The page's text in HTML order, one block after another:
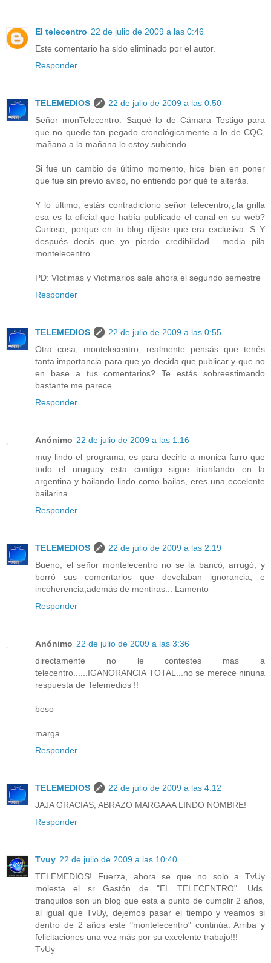
El telecentro 22 de julio de 2009 a las 0:46
Este comentario ha sido eliminado por el autor.
Responder
TELEMEDIOS
22 de julio de 2009 a las 0:50
Señor monTelecentro: Saqué lo de Cámara Testigo para
que no quede tan pegado cronológicamente a lo de CQC,
mañana a la mañana lo estoy subiendo.
Si fue un cambio de último momento, hice bien en poner
que fue sin previo aviso, no entiendo por qué te alterás.
Y lo último, estás contradictorio señor telecentro,¿la grilla
esa es la oficial que había publicado el canal en su web?
Curioso, porque en tu blog dijiste que era exclusiva :S Y
después decís que yo pierdo credibilidad... media pila
montelecentro...
PD: Víctimas y Victimarios sale ahora el segundo semestre
Responder
TELEMEDIOS
22 de julio de 2009 a las 0:55
Otra cosa, montelecentro, realmente pensás que tenés
tanta importancia para que yo decida que publicar y que no
en base a tus comentarios? Te estás sobreestimando
bastante me parece...
Responder
Anónimo 22 de julio de 2009 a las 1:16
muy lindo el programa, es para decirle a monica farro que
todo el uruguay esta contigo sigue triunfando en la
argentina y bailando lindo como bailas, eres una eccelente
bailarina
Responder
TELEMEDIOS
22 de julio de 2009 a las 2:19
Bueno, el señor montelecentro no se la bancó, arrugó, y
borró sus comentarios que develaban ignorancia, e
incoherencia,además de mentiras... Lamento
Responder
Anónimo 22 de julio de 2009 a las 3:36
directamente no le contestes mas a
telecentro......IGANORANCIA TOTAL...no se merece ninuna
respuesta de Telemedios !!
beso
marga
Responder
TELEMEDIOS
22 de julio de 2009 a las 4:12
JAJA GRACIAS, ABRAZO MARGAAA LINDO NOMBRE!
Responder
Tvuy 22 de julio de 2009 a las 10:40
TELEMEDIOS! Fuerza, ahora se que no solo a TvUy
molesta el sr Gastón de "EL TELECENTRO". Uds.
tranquilos son un blog que esta a punto de cumplir 2 años,
al igual que TvUy, dejemos pasar el tiempo y veamos si
dentro de 2 años este "montelecentro" continúa. Arriba y
felicitaciones una vez más por su excelente trabajo!!!
TvUy